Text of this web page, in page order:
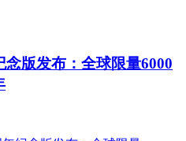
版发布：全球限量6000